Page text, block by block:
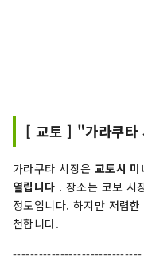
[ 교토 ] "가라쿠타
가라쿠타 시장은 교토시
열립니다 . 장소는 코보 시
정도입니다. 하지만 저렴
천합니다.
------------------------------